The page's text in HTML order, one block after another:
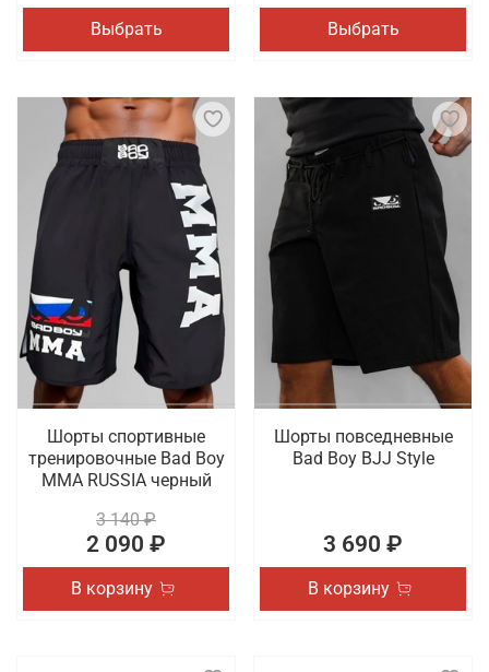
Выбрать Выбрать
Шорты спортивные
тренировочные Bad Boy
MMA RUSSIA черный
3 140 ₽
2 090 ₽
В корзину
Шорты повседневные
Bad Boy BJJ Style
3 690 ₽
В корзину